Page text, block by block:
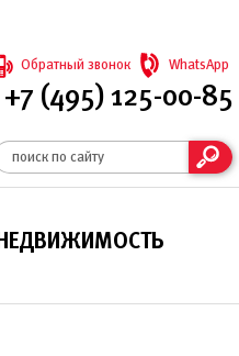
Обратный звонок WhatsApp
+7 (495) 125-00-85